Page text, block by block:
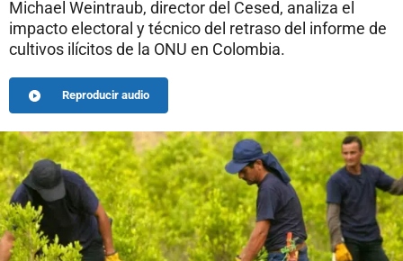
Michael Weintraub, director del Cesed, analiza el
impacto electoral y técnico del retraso del informe de
cultivos ilícitos de la ONU en Colombia.
Reproducir audio